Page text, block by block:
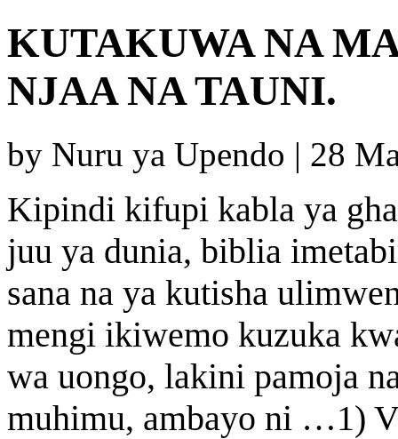
KUTAKUWA NA
NJAA NA TAUNI.
by Nuru ya Upendo | 28
Kipindi kifupi kabla ya
juu ya dunia, biblia
sana na ya kutisha
mengi ikiwemo kuzuka
wa uongo, lakini pamoja
muhimu, ambayo ni …1)